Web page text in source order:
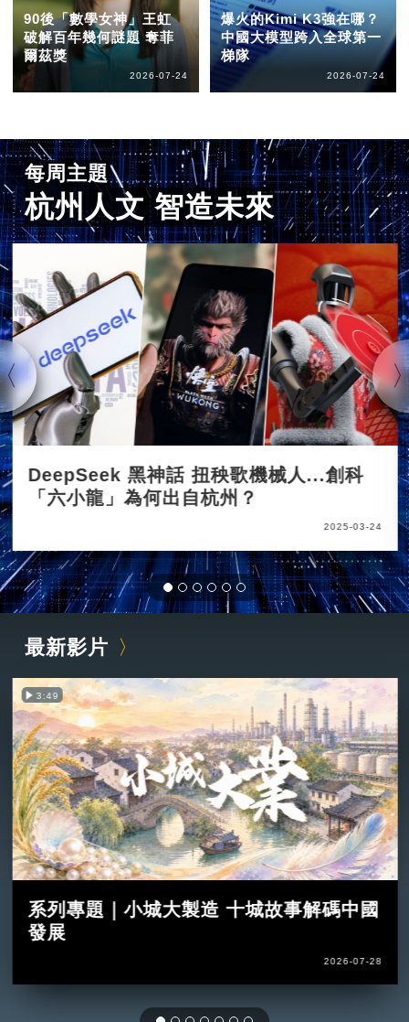
90後「數學女神」王虹
破解百年幾何謎題 奪菲
爾茲獎
2026-07-24
爆火的Kimi K3強在哪？
中國大模型跨入全球第一
梯隊
2026-07-24
每周主題
杭州人文 智造未來
DeepSeek 黑神話 扭秧歌機械人...創科
「六小龍」為何出自杭州？
2025-03-24
最新影片
3:49
系列專題｜小城大製造 十城故事解碼中國
發展
2026-07-28